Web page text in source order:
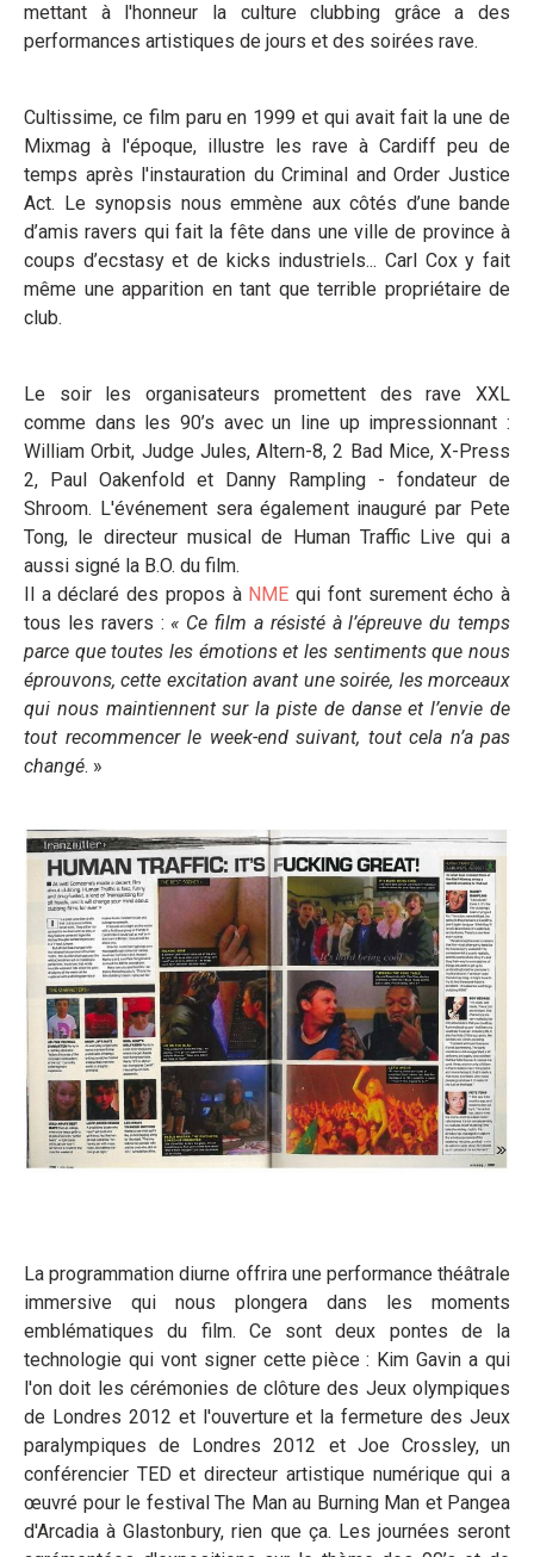
mettant à l'honneur la culture clubbing grâce a des
performances artistiques de jours et des soirées rave.
Cultissime, ce film paru en 1999 et qui avait fait la une de
Mixmag à l'époque, illustre les rave à Cardiff peu de
temps après l'instauration du Criminal and Order Justice
Act. Le synopsis nous emmène aux côtés d’une bande
d’amis ravers qui fait la fête dans une ville de province à
coups d’ecstasy et de kicks industriels... Carl Cox y fait
même une apparition en tant que terrible propriétaire de
club.
Le soir les organisateurs promettent des rave XXL
comme dans les 90’s avec un line up impressionnant :
William Orbit, Judge Jules, Altern-8, 2 Bad Mice, X-Press
2, Paul Oakenfold et Danny Rampling - fondateur de
Shroom. L'événement sera également inauguré par Pete
Tong, le directeur musical de Human Traffic Live qui a
aussi signé la B.O. du film.
Il a déclaré des propos à NME qui font surement écho à
tous les ravers : « Ce film a résisté à l’épreuve du temps
parce que toutes les émotions et les sentiments que nous
éprouvons, cette excitation avant une soirée, les morceaux
qui nous maintiennent sur la piste de danse et l’envie de
tout recommencer le week-end suivant, tout cela n’a pas
changé. »
La programmation diurne offrira une performance théâtrale
immersive qui nous plongera dans les moments
emblématiques du film. Ce sont deux pontes de la
technologie qui vont signer cette pièce : Kim Gavin a qui
l'on doit les cérémonies de clôture des Jeux olympiques
de Londres 2012 et l'ouverture et la fermeture des Jeux
paralympiques de Londres 2012 et Joe Crossley, un
conférencier TED et directeur artistique numérique qui a
œuvré pour le festival The Man au Burning Man et Pangea
d'Arcadia à Glastonbury, rien que ça. Les journées seront